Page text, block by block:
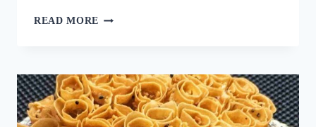
READ MORE നല്ല
പലർക്കും
അറിയാത്ത
പുതിയ
രഹസ്യം